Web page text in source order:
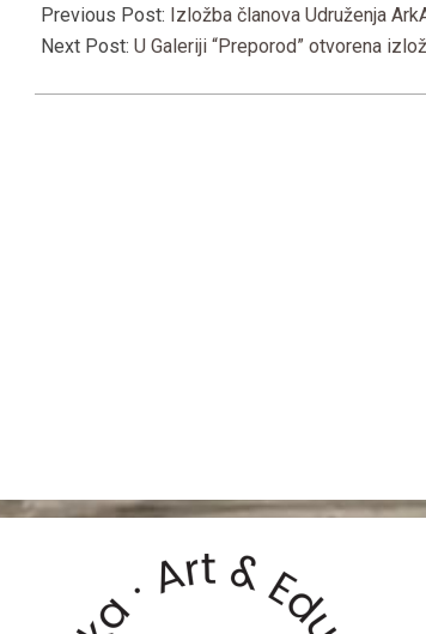
01-
10
Previous Post: Izložba članova Udruženja
Next Post: U Galeriji “Preporod” otvorena